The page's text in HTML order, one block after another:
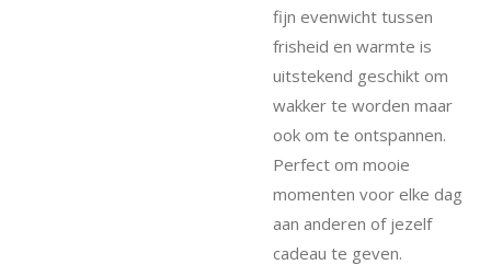
fijn evenwicht tussen
frisheid en warmte is
uitstekend geschikt om
wakker te worden maar
ook om te ontspannen.
Perfect om mooie
momenten voor elke dag
aan anderen of jezelf
cadeau te geven.